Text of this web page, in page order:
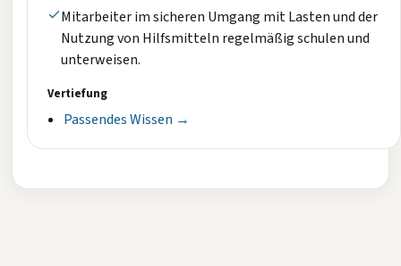
Mitarbeiter im sicheren Umgang mit Lasten und der
Nutzung von Hilfsmitteln regelmäßig schulen und
unterweisen.
Vertiefung
Passendes Wissen →